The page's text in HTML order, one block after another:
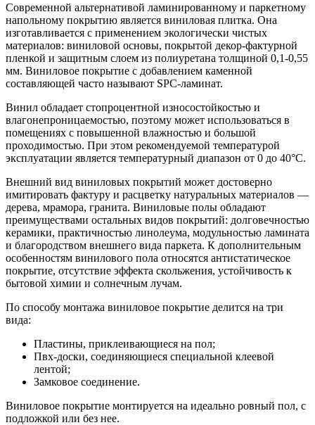
Современной альтернативой ламинированному и паркетному
напольному покрытию является виниловая плитка. Она
изготавливается с применением экологически чистых
материалов: виниловой основы, покрытой декор-фактурной
пленкой и защитным слоем из полиуретана толщиной 0,1-0,55
мм. Виниловое покрытие с добавлением каменной
составляющей часто называют SPC-ламинат.
Винил обладает стопроцентной износостойкостью и
влагонепроницаемостью, поэтому может использоваться в
помещениях с повышенной влажностью и большой
проходимостью. При этом рекомендуемой температурой
эксплуатации является температурный диапазон от 0 до 40°С.
Внешний вид виниловых покрытий может достоверно
имитировать фактуру и расцветку натуральных материалов —
дерева, мрамора, гранита. Виниловые полы обладают
преимуществами остальных видов покрытий: долговечностью
керамики, практичностью линолеума, модульностью ламината
и благородством внешнего вида паркета. К дополнительным
особенностям винилового пола относятся антистатическое
покрытие, отсутствие эффекта скольжения, устойчивость к
бытовой химии и солнечным лучам.
По способу монтажа виниловое покрытие делится на три
вида:
Пластины, приклеивающиеся на пол;
Пвх-доски, соединяющиеся специальной клеевой
лентой;
Замковое соединение.
Виниловое покрытие монтируется на идеально ровный пол, с
подложкой или без нее.